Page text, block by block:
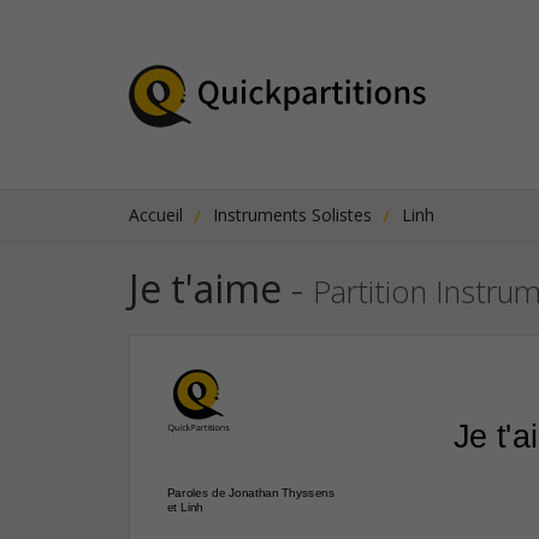
Accueil Instruments Solistes Linh
Je t'aime - Partition
Je
Paroles de Jonathan Thyssens
et Linh